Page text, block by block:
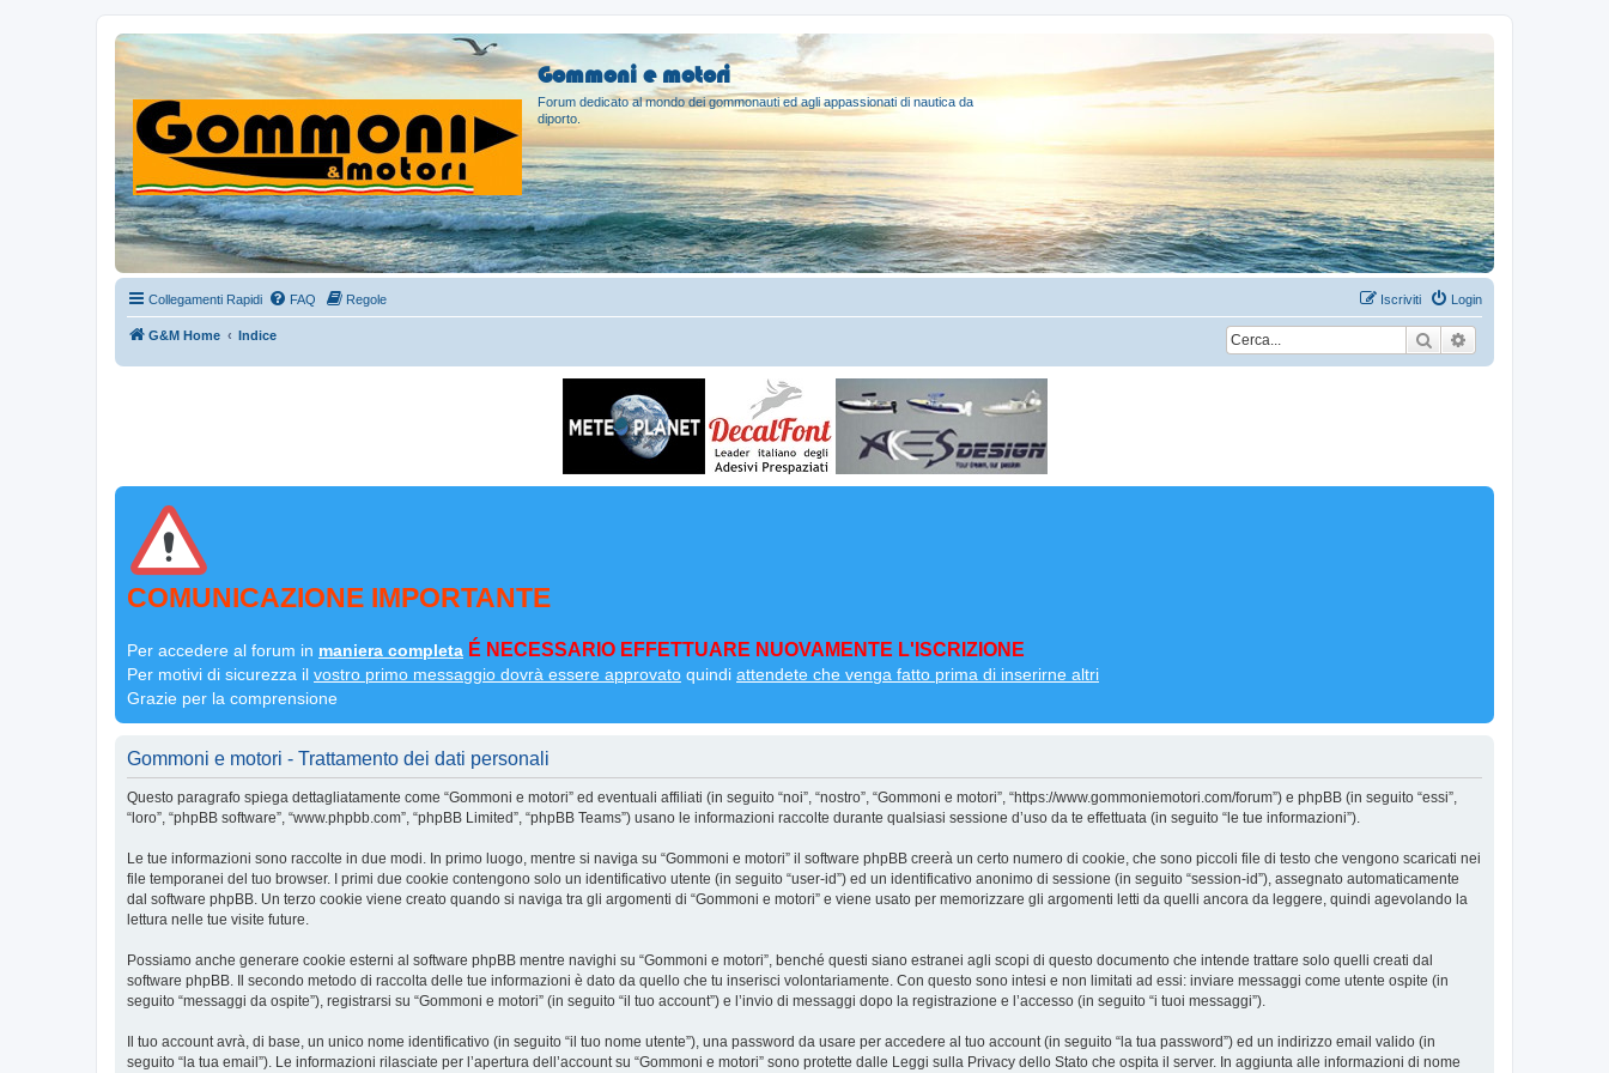
Gommoni e motori
Forum dedicato al mondo dei gommonauti ed agli appassionati di nautica da
diporto.
Collegamenti Rapidi FAQ Regole Login
Iscriviti
G&M Home Indice Cerca
COMUNICAZIONE IMPORTANTE
Per accedere al forum in maniera completa É NECESSARIO EFFETTUARE NUOVAMENTE L'ISCRIZIONE
Per motivi di sicurezza il vostro primo messaggio dovrà essere approvato quindi attendete che venga fatto prima di inserirne altri
Grazie per la comprensione
Gommoni e motori - Trattamento dei dati personali
Questo paragrafo spiega dettagliatamente come “Gommoni e motori” ed eventuali affiliati (in seguito “noi”, “nostro”, “Gommoni e motori”, “https://www.gommoniemotori.com/forum”) e phpBB (in seguito “essi”,
“loro”, “phpBB software”, “www.phpbb.com”, “phpBB Limited”, “phpBB Teams”) usano le informazioni raccolte durante qualsiasi sessione d’uso da te effettuata (in seguito “le tue informazioni”).
Le tue informazioni sono raccolte in due modi. In primo luogo, mentre si naviga su “Gommoni e motori” il software phpBB creerà un certo numero di cookie, che sono piccoli file di testo che vengono scaricati nei
file temporanei del tuo browser. I primi due cookie contengono solo un identificativo utente (in seguito “user-id”) ed un identificativo anonimo di sessione (in seguito “session-id”), assegnato automaticamente
dal software phpBB. Un terzo cookie viene creato quando si naviga tra gli argomenti di “Gommoni e motori” e viene usato per memorizzare gli argomenti letti da quelli ancora da leggere, quindi agevolando la
lettura nelle tue visite future.
Possiamo anche generare cookie esterni al software phpBB mentre navighi su “Gommoni e motori”, benché questi siano estranei agli scopi di questo documento che intende trattare solo quelli creati dal
software phpBB. Il secondo metodo di raccolta delle tue informazioni è dato da quello che tu inserisci volontariamente. Con questo sono intesi e non limitati ad essi: inviare messaggi come utente ospite (in
seguito “messaggi da ospite”), registrarsi su “Gommoni e motori” (in seguito “il tuo account”) e l’invio di messaggi dopo la registrazione e l’accesso (in seguito “i tuoi messaggi”).
Il tuo account avrà, di base, un unico nome identificativo (in seguito “il tuo nome utente”), una password da usare per accedere al tuo account (in seguito “la tua password”) ed un indirizzo email valido (in
seguito “la tua email”). Le informazioni rilasciate per l’apertura dell’account su “Gommoni e motori” sono protette dalle Leggi sulla Privacy dello Stato che ospita il server. In aggiunta alle informazioni di nome